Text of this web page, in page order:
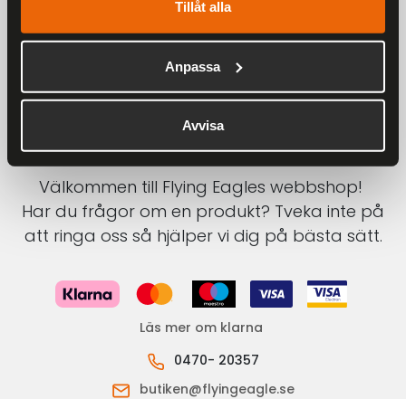
Tillåt alla
Anpassa
Avvisa
Välkommen till Flying Eagles webbshop!
Har du frågor om en produkt? Tveka inte på
att ringa oss så hjälper vi dig på bästa sätt.
Läs mer om klarna
0470- 20357
butiken@flyingeagle.se